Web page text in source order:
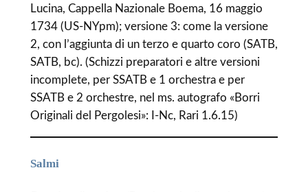
Lucina, Cappella Nazionale Boema, 16 maggio
1734 (US-NYpm); versione 3: come la versione
2, con l’aggiunta di un terzo e quarto coro (SATB,
SATB, bc). (Schizzi preparatori e altre versioni
incomplete, per SSATB e 1 orchestra e per
SSATB e 2 orchestre, nel ms. autografo «Borri
Originali del Pergolesi»: I-Nc, Rari 1.6.15)
Salmi